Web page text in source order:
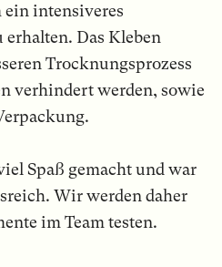
ein intensiveres
erhalten. Das Kleben
Trocknungsprozess
verhindert werden, sowie
Spaß gemacht und war
Wir werden daher
im Team testen.